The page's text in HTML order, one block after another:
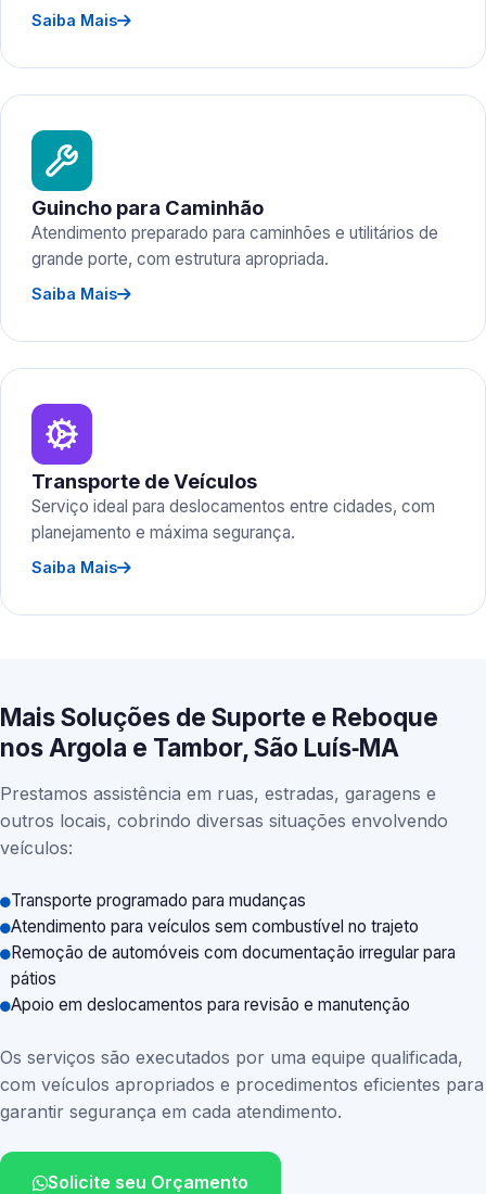
Saiba Mais
Guincho para Caminhão
Atendimento preparado para caminhões e utilitários de
grande porte, com estrutura apropriada.
Saiba Mais
Transporte de Veículos
Serviço ideal para deslocamentos entre cidades, com
planejamento e máxima segurança.
Saiba Mais
Mais Soluções de Suporte e Reboque
nos Argola e Tambor, São Luís‑MA
Prestamos assistência em ruas, estradas, garagens e
outros locais, cobrindo diversas situações envolvendo
veículos:
Transporte programado para mudanças
Atendimento para veículos sem combustível no trajeto
Remoção de automóveis com documentação irregular para
pátios
Apoio em deslocamentos para revisão e manutenção
Os serviços são executados por uma equipe qualificada,
com veículos apropriados e procedimentos eficientes para
garantir segurança em cada atendimento.
Solicite seu Orçamento